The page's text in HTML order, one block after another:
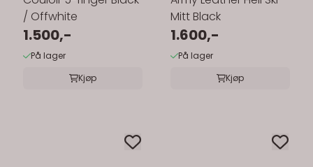
/ Offwhite
1.500,-
På lager
Kjøp
Mitt Black
1.600,-
På lager
Kjøp